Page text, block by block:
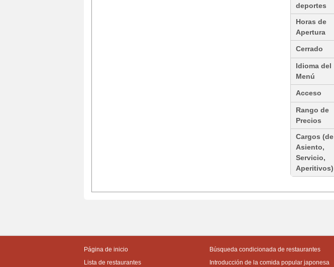
deportes
Horas de
Apertura
Cerrado
Idioma del
Menú
Acceso
Rango de
Precios
Cargos (de
Asiento,
Servicio,
Aperitivos)
Página de inicio
Búsqueda condicionada de restaurantes
Lista de restaurantes
Introducción de la comida popular japonesa